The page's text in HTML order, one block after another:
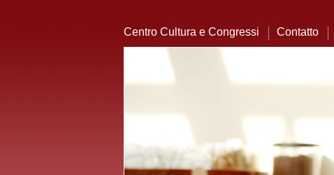
Centro Cultura e Congressi Contatto